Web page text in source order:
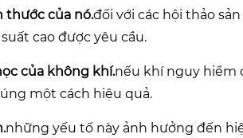
thước của nó.đối với các hội thảo
cao được yêu cầu.
của không khí.nếu khí nguy hiểm
một cách hiệu quả.
những yếu tố này ảnh hưởng đến